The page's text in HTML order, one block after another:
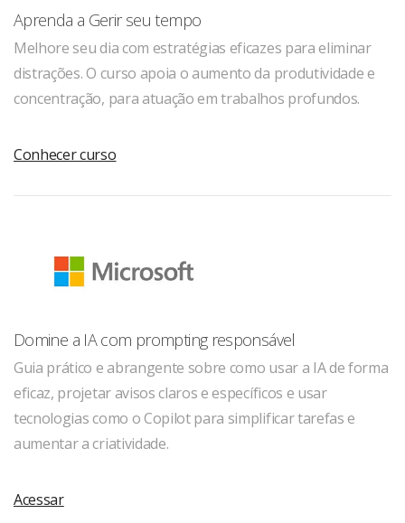
Aprenda a Gerir seu tempo
Melhore seu dia com estratégias eficazes para eliminar
distrações. O curso apoia o aumento da produtividade e
concentração, para atuação em trabalhos profundos.
Conhecer curso
Domine a IA com prompting responsável
Guia prático e abrangente sobre como usar a IA de forma
eficaz, projetar avisos claros e específicos e usar
tecnologias como o Copilot para simplificar tarefas e
aumentar a criatividade.
Acessar